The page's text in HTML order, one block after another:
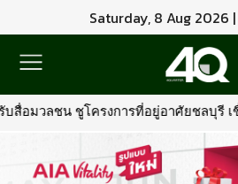
Saturday, 8 Aug 2026
เชื่อมโอกาสการมีบ้านคุณภาพ รองรับ